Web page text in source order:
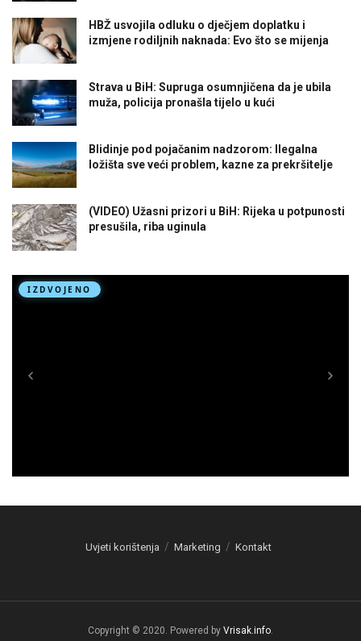
HBŽ usvojila odluku o dječjem doplatku i
izmjene rodiljnih naknada: Evo što se mijenja
Strava u BiH: Supruga osumnjičena da je ubila
muža, policija pronašla tijelo u kući
Blidinje pod pojačanim nadzorom: Ilegalna
ložišta sve veći problem, kazne za prekršitelje
(VIDEO) Užasni prizori u BiH: Rijeka u potpunosti
presušila, riba uginula
Uvjeti korištenja Marketing Kontakt
Copyright © 2020. Powered by Vrisak.info